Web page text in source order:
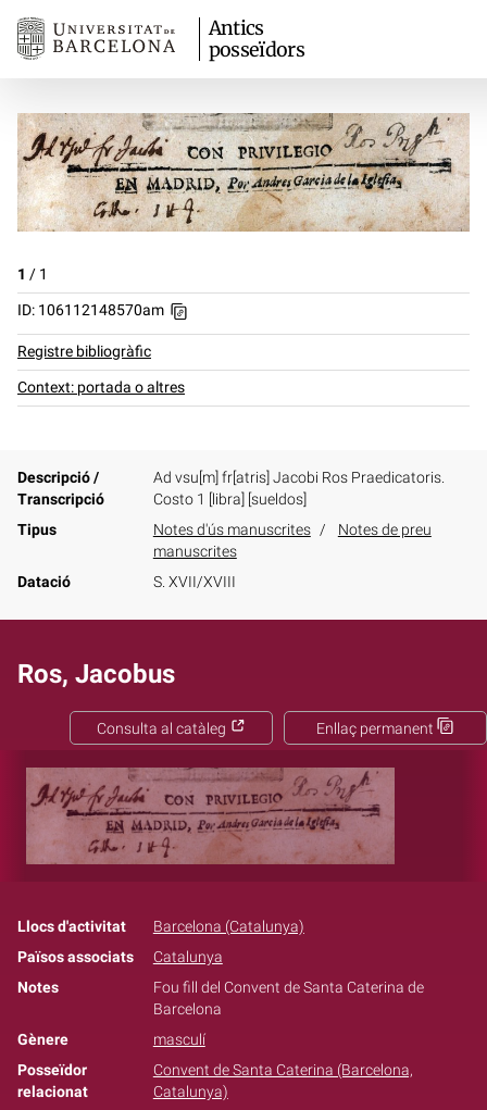
Antics
posseïdors
1 / 1
ID: 106112148570am
Registre bibliogràfic
Context: portada o altres
Descripció /
Transcripció
Ad vsu[m] fr[atris] Jacobi Ros Praedicatoris.
Costo 1 [libra] [sueldos]
Tipus
Notes d'ús manuscrites
Notes de preu
manuscrites
Datació
S. XVII/XVIII
Ros, Jacobus
Enllaç permanent
Consulta al catàleg
Llocs d'activitat
Barcelona (Catalunya)
Països associats
Catalunya
Notes
Fou fill del Convent de Santa Caterina de
Barcelona
Gènere
masculí
Posseïdor
relacionat
Convent de Santa Caterina (Barcelona,
Catalunya)